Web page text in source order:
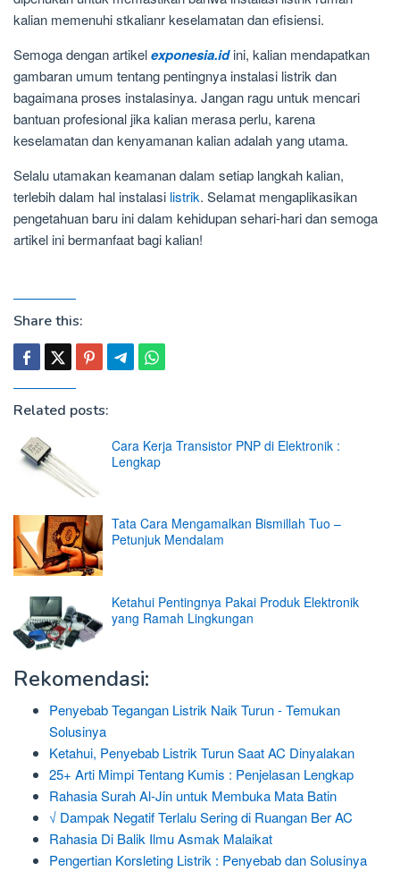
kalian memenuhi stkalianr keselamatan dan efisiensi.
Semoga dengan artikelexponesia.idini, kalian mendapatkan
gambaran umum tentang pentingnya instalasi listrik dan
bagaimana proses instalasinya. Jangan ragu untuk mencari
bantuan profesional jika kalian merasa perlu, karena
keselamatan dan kenyamanan kalian adalah yang utama.
Selalu utamakan keamanan dalam setiap langkah kalian,
terlebih dalam hal instalasi listrik. Selamat mengaplikasikan
pengetahuan baru ini dalam kehidupan sehari-hari dan semoga
artikel ini bermanfaat bagi kalian!
Share this:
Related posts:
Cara Kerja Transistor PNP di Elektronik :
Lengkap
Tata Cara Mengamalkan Bismillah Tuo –
Petunjuk Mendalam
Ketahui Pentingnya Pakai Produk Elektronik
yang Ramah Lingkungan
Rekomendasi:
Penyebab Tegangan Listrik Naik Turun - Temukan
Solusinya
Ketahui, Penyebab Listrik Turun Saat AC Dinyalakan
25+ Arti Mimpi Tentang Kumis : Penjelasan Lengkap
Rahasia Surah Al-Jin untuk Membuka Mata Batin
√ Dampak Negatif Terlalu Sering di Ruangan Ber AC
Rahasia Di Balik Ilmu Asmak Malaikat
Pengertian Korsleting Listrik : Penyebab dan Solusinya